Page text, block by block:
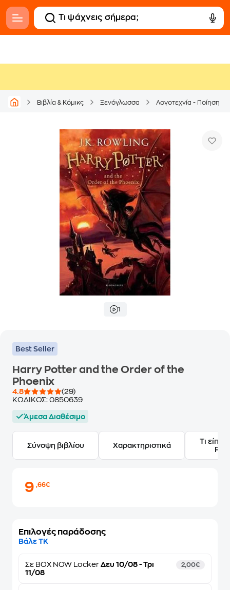
Βιβλία & Κόμικς Ξενόγλωσσα Λογοτεχνία - Ποίηση
1
Best Seller
Harry Potter and the Order of the
Phoenix
4.8
(29)
ΚΩΔΙΚΟΣ: 0850639
Άμεσα Διαθέσιμο
Σύνοψη βιβλίου Χαρακτηριστικά
Τι
9,66€
Επιλογές παράδοσης
Βάλε ΤΚ
Σε BOX NOW Locker Δευ 10/08 - Τρι
11/08
2,00€